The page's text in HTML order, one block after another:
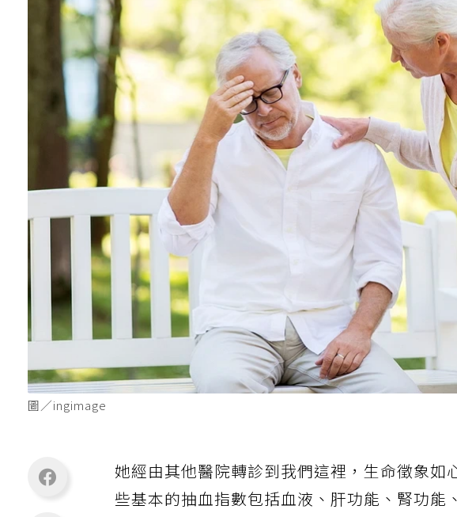
圖／ingimage
她經由其他醫院轉診到我們這裡，生命徵象如
些基本的抽血指數包括血液、肝功能、腎功能